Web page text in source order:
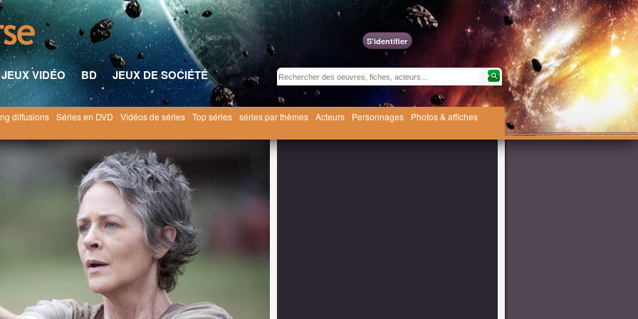
S'identifier
JEUX VIDÉO BD
JEUX DE SOCIÉTÉ
diffusions Séries en DVD Vidéos de séries Top séries séries par thèmes Acteurs Personnages
Photos & affiches
2016